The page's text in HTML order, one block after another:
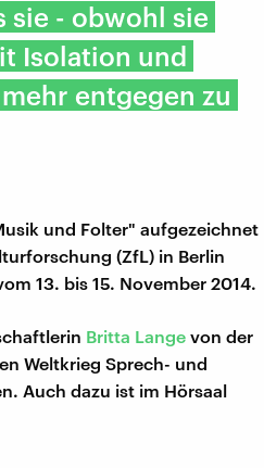
sie - obwohl sie
Isolation und
entgegen zu
und Folter" aufgezeichnet
(ZfL) in Berlin
13. bis 15. November 2014.
Britta Lange von der
Weltkrieg Sprech- und
Auch dazu ist im Hörsaal